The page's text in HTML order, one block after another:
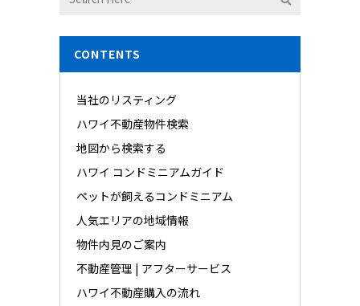
CONTENTS
当社のリスティング
ハワイ不動産物件検索
地図から検索する
ハワイ コンドミニアムガイド
ペットが飼えるコンドミニアム
人気エリアの地域情報
物件内見のご案内
不動産管理 | アフターサービス
ハワイ不動産購入の流れ